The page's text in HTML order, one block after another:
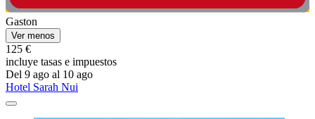
Gaston
Ver menos
125 €
incluye tasas e impuestos
Del 9 ago al 10 ago
Hotel Sarah Nui